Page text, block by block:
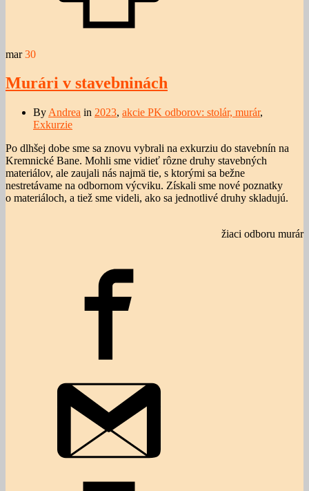
mar 30
Murári v stavebninách
By Andrea in 2023, akcie PK odborov: stolár, murár,
Exkurzie
Po dlhšej dobe sme sa znovu vybrali na exkurziu do stavebnín na
Kremnické Bane. Mohli sme vidieť rôzne druhy stavebných
materiálov, ale zaujali nás najmä tie, s ktorými sa bežne
nestretávame na odbornom výcviku. Získali sme nové poznatky
o materiáloch, a tiež sme videli, ako sa jednotlivé druhy skladujú.
žiaci odboru murár